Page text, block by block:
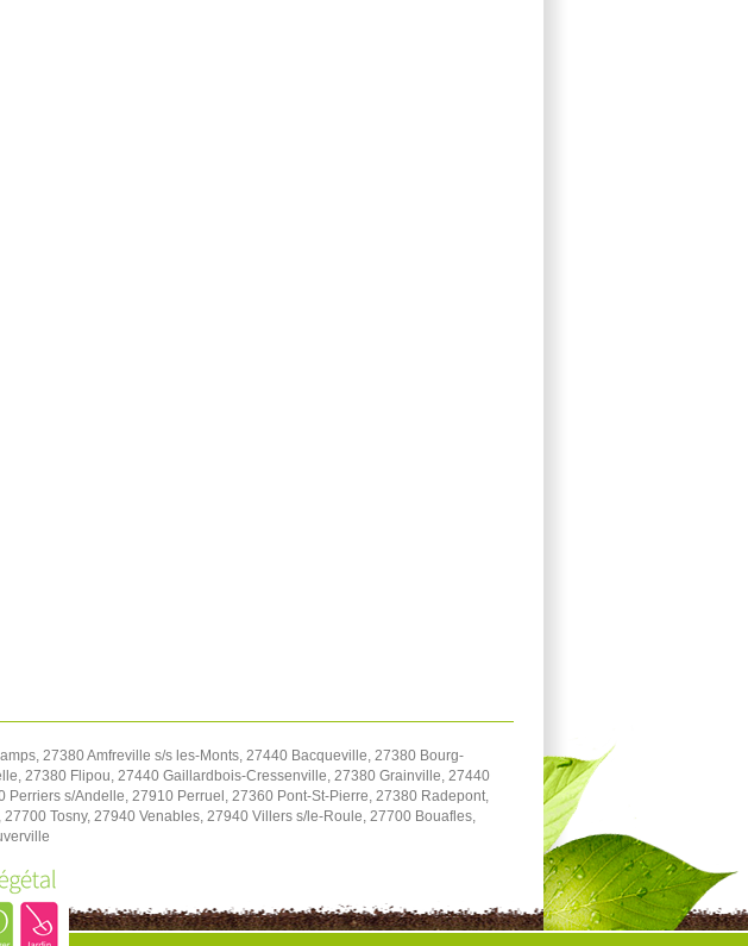
27380 Amfreville s/s les-Monts, 27440 Bacqueville, 27380 Bourg-
27380 Flipou, 27440 Gaillardbois-Cressenville, 27380 Grainville, 27440
s/Andelle, 27910 Perruel, 27360 Pont-St-Pierre, 27380 Radepont,
Tosny, 27940 Venables, 27940 Villers s/le-Roule, 27700 Bouafles,